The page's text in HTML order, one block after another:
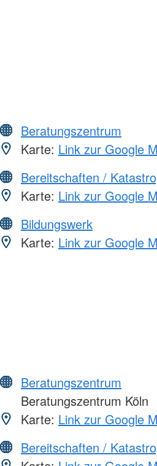
Beratungszentrum
Karte: Link zur Google
Bereitschaften /
Karte: Link zur Google
Bildungswerk
Karte: Link zur Google
Beratungszentrum
Beratungszentrum Köln
Karte: Link zur Google
Bereitschaften /